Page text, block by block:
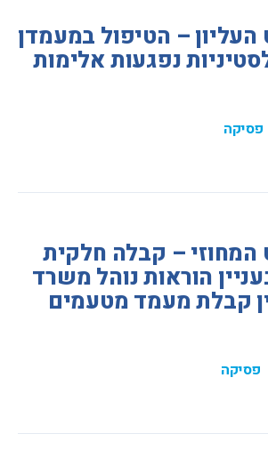
– הטיפול במעמדן
נפגעות אלימות
פסיקה
– קבלה חלקית
הוראות נוהל משרד
קבלת מעמד מטעמים
פסיקה